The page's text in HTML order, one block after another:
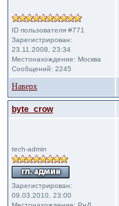
ID пользователя #771
Зарегистрирован:
23.11.2008, 23:34
Местонахождение: Москва
Сообщений: 2245
Наверх
byte_crow
tech-admin
Зарегистрирован:
09.03.2010, 23:00